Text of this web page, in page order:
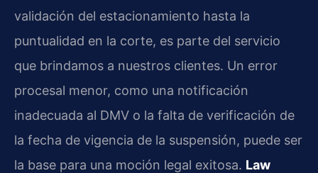
validación del estacionamiento hasta la
puntualidad en la corte, es parte del servicio
que brindamos a nuestros clientes. Un error
procesal menor, como una notificación
inadecuada al DMV o la falta de verificación de
la fecha de vigencia de la suspensión, puede ser
la base para una moción legal exitosa. Law